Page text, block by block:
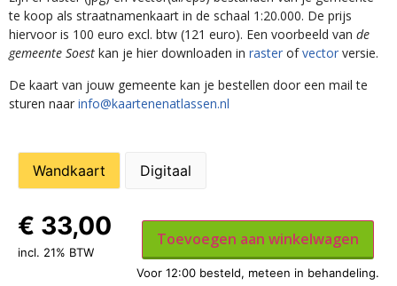
te koop als straatnamenkaart in de schaal 1:20.000. De prijs
hiervoor is 100 euro excl. btw (121 euro). Een voorbeeld van de
gemeente Soest kan je hier downloaden in raster ofvector versie.
De kaart van jouw gemeente kan je bestellen door een mail te
sturen naar info@kaartenenatlassen.nl
Wandkaart Digitaal
€ 33,00
incl. 21% BTW
Toevoegen aan winkelwagen